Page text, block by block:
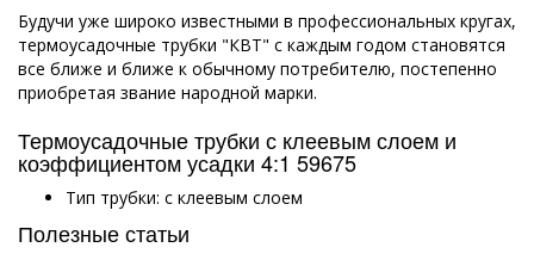
Будучи уже широко известными в профессиональных кругах,
термоусадочные трубки "КВТ" с каждым годом становятся
все ближе и ближе к обычному потребителю, постепенно
приобретая звание народной марки.
Термоусадочные трубки с клеевым слоем и
коэффициентом усадки 4:1 59675
Тип трубки: с клеевым слоем
Полезные статьи